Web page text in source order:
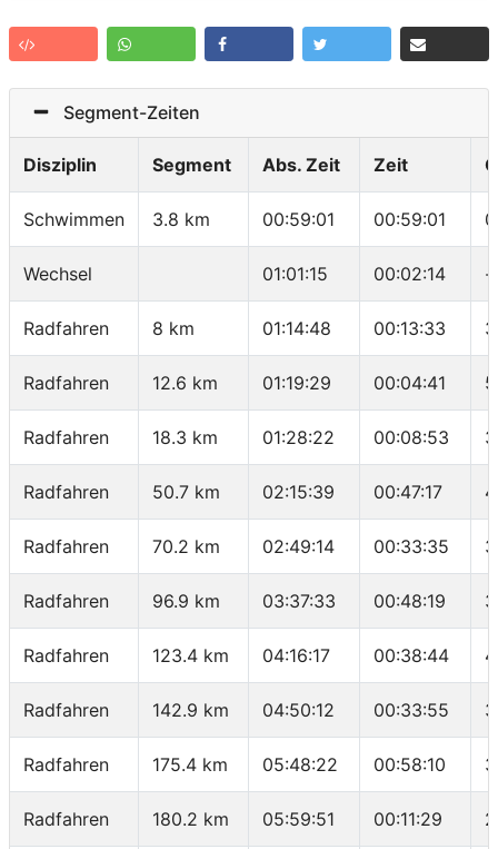
Segment-Zeiten
Disziplin Segment Abs. Zeit Zeit
Schwimmen 3.8 km 00:59:01 00:59:01
Wechsel 01:01:15 00:02:14 -
Radfahren 8 km 01:14:48 00:13:33
Radfahren 12.6 km 01:19:29 00:04:41
Radfahren 18.3 km 01:28:22 00:08:53
Radfahren 50.7 km 02:15:39 00:47:17
Radfahren 70.2 km 02:49:14 00:33:35
Radfahren 96.9 km 03:37:33 00:48:19
Radfahren 123.4 km 04:16:17 00:38:44
Radfahren 142.9 km 04:50:12 00:33:55
Radfahren 175.4 km 05:48:22 00:58:10
Radfahren 180.2 km 05:59:51 00:11:29